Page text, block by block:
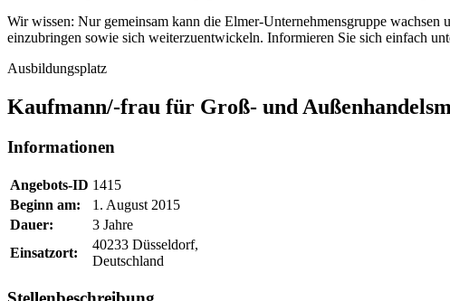
Wir wissen: Nur gemeinsam kann die Elmer-Unternehmensgruppe
einzubringen sowie sich weiterzuentwickeln. Informieren Sie sich einfach
Ausbildungsplatz
Kaufmann/-frau für Groß- und
Informationen
Angebots-ID 1415
Beginn am:
1. August 2015
Dauer:
3 Jahre
Einsatzort:
40233 Düsseldorf,
Deutschland